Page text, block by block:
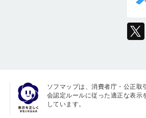
ソフマップは、消費者庁・公正取
会認定ルールに従った適正な表示
しています。